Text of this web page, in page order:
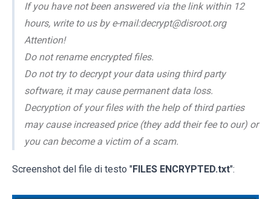
If you have not been answered via the link within 12
hours, write to us by e-mail:decrypt@disroot.org
Attention!
Do not rename encrypted files.
Do not try to decrypt your data using third party
software, it may cause permanent data loss.
Decryption of your files with the help of third parties
may cause increased price (they add their fee to our) or
you can become a victim of a scam.
Screenshot del file di testo "FILES ENCRYPTED.txt":